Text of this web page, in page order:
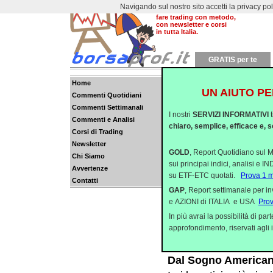
Dal 2000 aiutiamo a
fare trading con metodo,
con newsletter e corsi
in tutta Italia.
GRATIS per te
Home
Commenti Quotidiani
Commenti Settimanali
Commenti e Analisi
Corsi di Trading
Newsletter
Chi Siamo
Avvertenze
Contatti
La settimana che ha
percezione del
Cresce la paura
08:35
L’avvicinamento
dai mercati con
Dal Sogno
UN AIUTO
I nostri SERVIZI INFORMATIVI
chiaro, semplice, efficace e,
GOLD, Report Quotidiano sul
sui principai indici, analisi e
su ETF-ETC quotati.
Prova 1
GAP, Report settimanale per
e AZIONI di ITALIA e USA
In più avrai la possibilità di
approfondimento, riservati agli
Navigando sul nostro sito accetti la privacy